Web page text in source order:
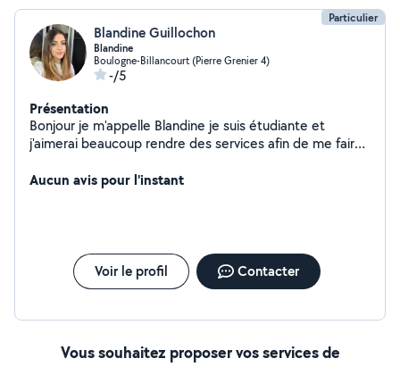
Particulier
Blandine Guillochon
Blandine
Boulogne-Billancourt (Pierre Grenier 4)
-/5
Présentation
Bonjour je m'appelle Blandine je suis étudiante et
j'aimerai beaucoup rendre des services afin de me faire
Aucun avis pour l'instant
Voir le profil Contacter
Vous souhaitez proposer vos services de